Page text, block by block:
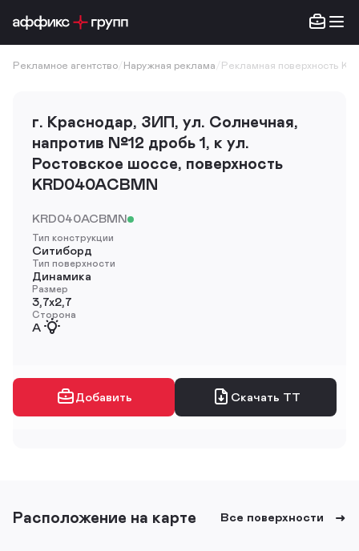
Рекламное агентство Наружная реклама Рекламная поверхность
г. Краснодар, ЗИП, ул. Солнечная,
напротив №12 дробь 1, к ул.
Ростовское шоссе, поверхность
KRD040ACBMN
KRD040ACBMN
Тип конструкции
Ситиборд
Тип поверхности
Динамика
Размер
3,7х2,7
Сторона
A
Добавить Скачать ТТ
Расположение на карте Все поверхности